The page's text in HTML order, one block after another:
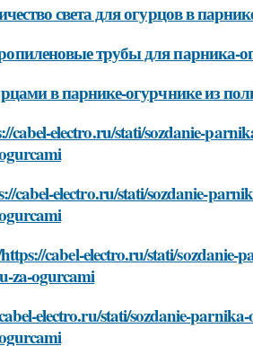
света для огурцов в
трубы для парника-
в парнике-огурчнике из
cabel-electro.ru/stati/sozdanie-
cabel-electro.ru/stati/sozdanie-
cabel-electro.ru/stati/
za-ogurcami
electro.ru/stati/sozdanie-